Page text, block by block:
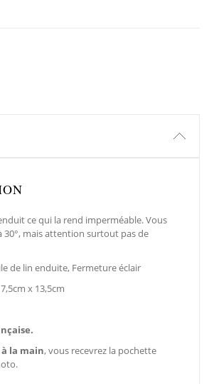
ce qui la rend imperméable. Vous
30°, mais attention surtout pas de
de lin enduite, Fermeture éclair
x 13,5cm
la main, vous recevrez la pochette